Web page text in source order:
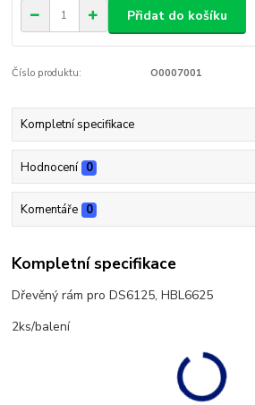
Přidat do košíku
Číslo produktu: O0007001
Kompletní specifikace
Hodnocení 0
Komentáře 0
Kompletní specifikace
Dřevěný rám pro DS6125, HBL6625
2ks/balení